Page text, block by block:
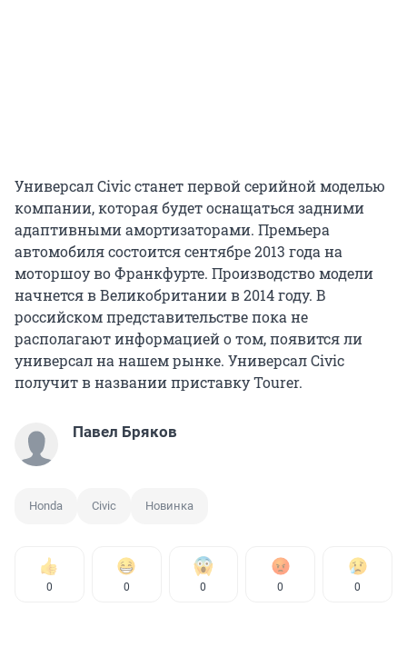
Универсал Civic станет первой серийной моделью
компании, которая будет оснащаться задними
адаптивными амортизаторами. Премьера
автомобиля состоится сентябре 2013 года на
моторшоу во Франкфурте. Производство модели
начнется в Великобритании в 2014 году. В
российском представительстве пока не
располагают информацией о том, появится ли
универсал на нашем рынке. Универсал Civic
получит в названии приставку Tourer.
Павел Бряков
Honda Civic Новинка
0 0 0 0 0